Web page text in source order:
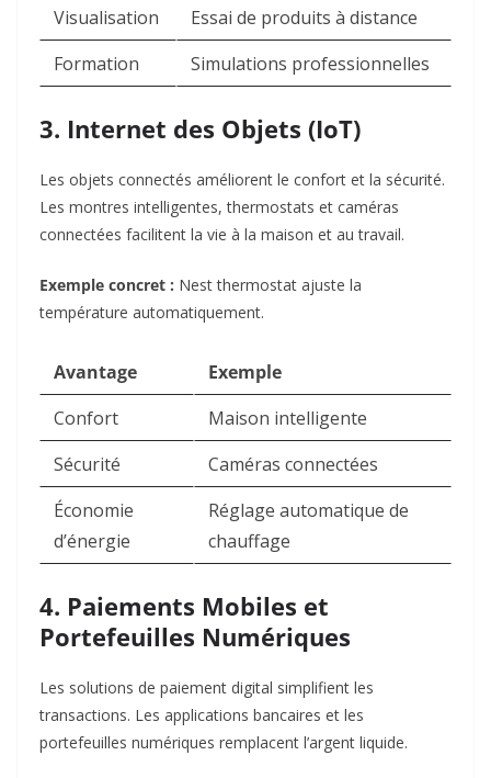
Visualisation
Essai de produits à distance
Formation
Simulations professionnelles
3. Internet des Objets (IoT)
Les objets connectés améliorent le confort et la sécurité.
Les montres intelligentes, thermostats et caméras
connectées facilitent la vie à la maison et au travail.
Exemple concret : Nest thermostat ajuste la
température automatiquement.
Avantage
Exemple
Confort
Maison intelligente
Sécurité
Caméras connectées
Économie
d’énergie
Réglage automatique de
chauffage
4. Paiements Mobiles et
Portefeuilles Numériques
Les solutions de paiement digital simplifient les
transactions. Les applications bancaires et les
portefeuilles numériques remplacent l’argent liquide.